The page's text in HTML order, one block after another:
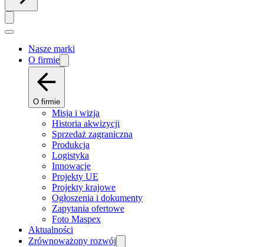
Nasze marki
O firmie
O firmie
Misja i wizja
Historia akwizycji
Sprzedaż zagraniczna
Produkcja
Logistyka
Innowacje
Projekty UE
Projekty krajowe
Ogłoszenia i dokumenty
Zapytania ofertowe
Foto Maspex
Aktualności
Zrównoważony rozwój